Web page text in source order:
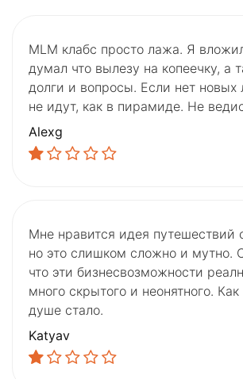
MLM клабс просто лажа. Я
думал что вылезу на копеечку, а
долги и вопросы. Если нет новых
не идут, как в пирамиде. Не
Alexg
Мне нравится идея путешествий
но это слишком сложно и мутно.
что эти бизнесвозможности
много скрытого и неонятного.
душе стало.
Katyav